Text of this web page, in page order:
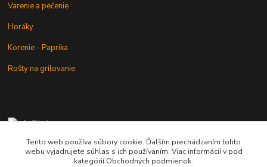
Varenie a pečenie
Horáky
Korenie - Paprika
Rošty na grilovanie
+421 902 212 007
od 8:00 - do 16:00 hod
Tento web používa súbory cookie. Ďalším prechádzaním tohto
webu vyjadrujete súhlas s ich používaním. Viac informácií v pod
kategórií Obchodných podmienok.